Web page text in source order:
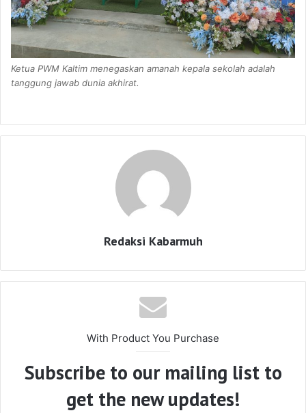
Ketua PWM Kaltim menegaskan amanah kepala sekolah adalah
tanggung jawab dunia akhirat.
Redaksi Kabarmuh
With Product You Purchase
Subscribe to our mailing list to
get the new updates!